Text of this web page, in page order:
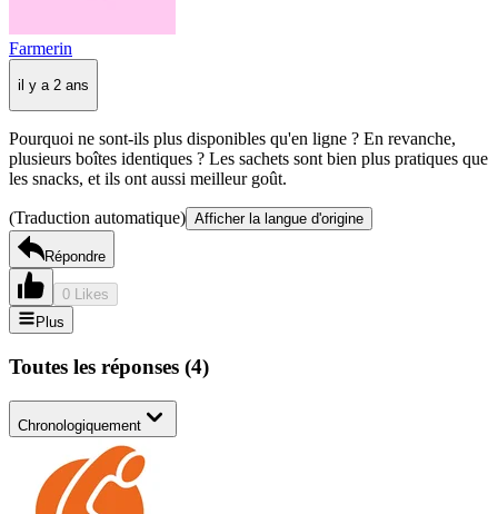
Farmerin
il y a 2 ans
Pourquoi ne sont-ils plus disponibles qu'en ligne ? En revanche,
plusieurs boîtes identiques ? Les sachets sont bien plus pratiques que
les snacks, et ils ont aussi meilleur goût.
(Traduction automatique) Afficher la langue d'origine
Répondre
0 Likes
Plus
Toutes les réponses (4)
Chronologiquement